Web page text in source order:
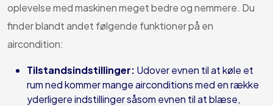
oplevelse med maskinen meget bedre og nemmere. Du
finder blandt andet følgende funktioner på en
aircondition:
Tilstandsindstillinger: Udover evnen til at køle et
rum ned kommer mange airconditions med en række
yderligere indstillinger såsom evnen til at blæse,